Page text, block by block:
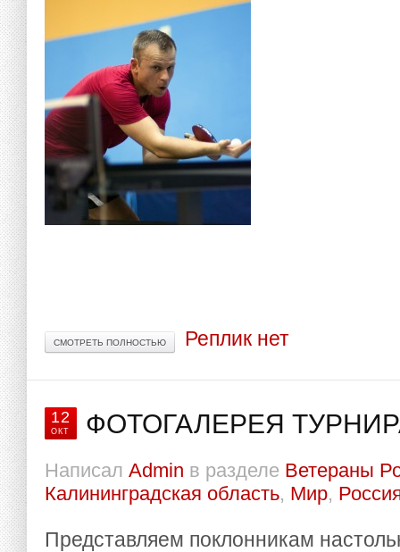
СМОТРЕТЬ ПОЛНОСТЬЮ Реплик нет
12
ОКТ ФОТОГАЛЕРЕЯ
Написал Admin в разделе Ветераны
Калининградская область, Мир,
Представляем поклонникам